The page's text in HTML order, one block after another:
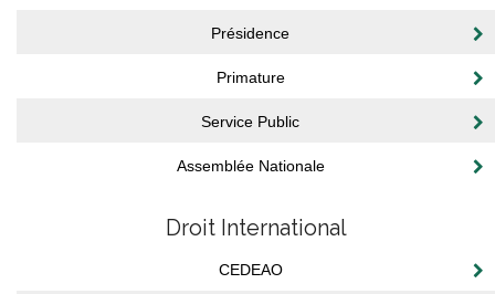
Présidence
Primature
Service Public
Assemblée Nationale
Droit International
CEDEAO